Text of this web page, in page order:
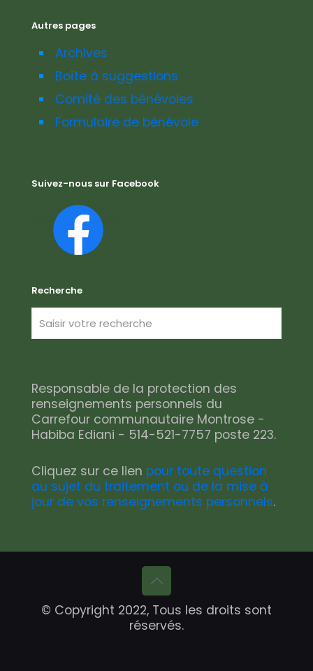
Autres pages
Archives
Boîte à suggestions
Comité des bénévoles
Formulaire de bénévole
Suivez-nous sur Facebook
Recherche
Responsable de la protection des
renseignements personnels du
Carrefour communautaire Montrose -
Habiba Ediani - 514-521-7757 poste 223.
Cliquez sur ce lien pour toute question
au sujet du traitement ou de la mise à
jour de vos renseignements personnels.
© Copyright 2022, Tous les droits sont
réservés.